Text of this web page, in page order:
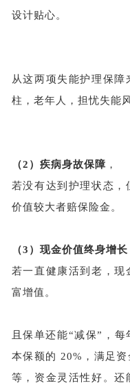
设计贴心。
从这两项失能护理保
柱，老年人，担忧失能
（2） 疾病身故保障 ，
若没有达到护理状态，
价值较大者赔保险金。
（3） 现金价值终身增
若一直健康活到老，
富增值。
且保单还能“减保”，每
本保额的 20%，满足
等，资金灵活性好。还